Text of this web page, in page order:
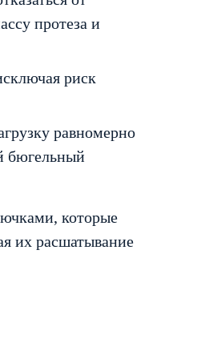
протеза и
риск
равномерно
бюгельный
которые
их расшатывание